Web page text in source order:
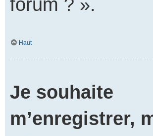
Haut
Je souhaite
m’enregistrer,